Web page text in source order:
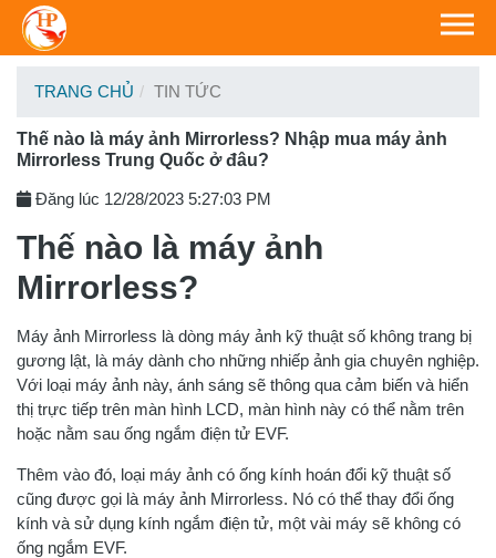
TRANG CHỦ TIN TỨC
Thế nào là máy ảnh Mirrorless? Nhập mua máy ảnh
Mirrorless Trung Quốc ở đâu?
Đăng lúc 12/28/2023 5:27:03 PM
Thế nào là máy ảnh
Mirrorless?
Máy ảnh Mirrorless là dòng máy ảnh kỹ thuật số không trang bị
gương lật, là máy dành cho những nhiếp ảnh gia chuyên nghiệp.
Với loại máy ảnh này, ánh sáng sẽ thông qua cảm biến và hiển
thị trực tiếp trên màn hình LCD, màn hình này có thể nằm trên
hoặc nằm sau ống ngắm điện tử EVF.
Thêm vào đó, loại máy ảnh có ống kính hoán đổi kỹ thuật số
cũng được gọi là máy ảnh Mirrorless. Nó có thể thay đổi ống
kính và sử dụng kính ngắm điện tử, một vài máy sẽ không có
ống ngắm EVF.